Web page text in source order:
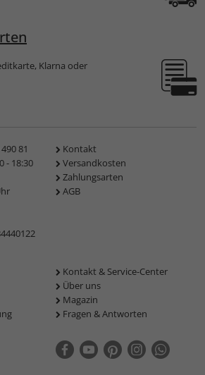
Klarna oder
81
- 18:30
Kontakt
Versandkosten
Zahlungsarten
AGB
Kontakt & Service-Center
Über uns
Magazin
Fragen & Antworten